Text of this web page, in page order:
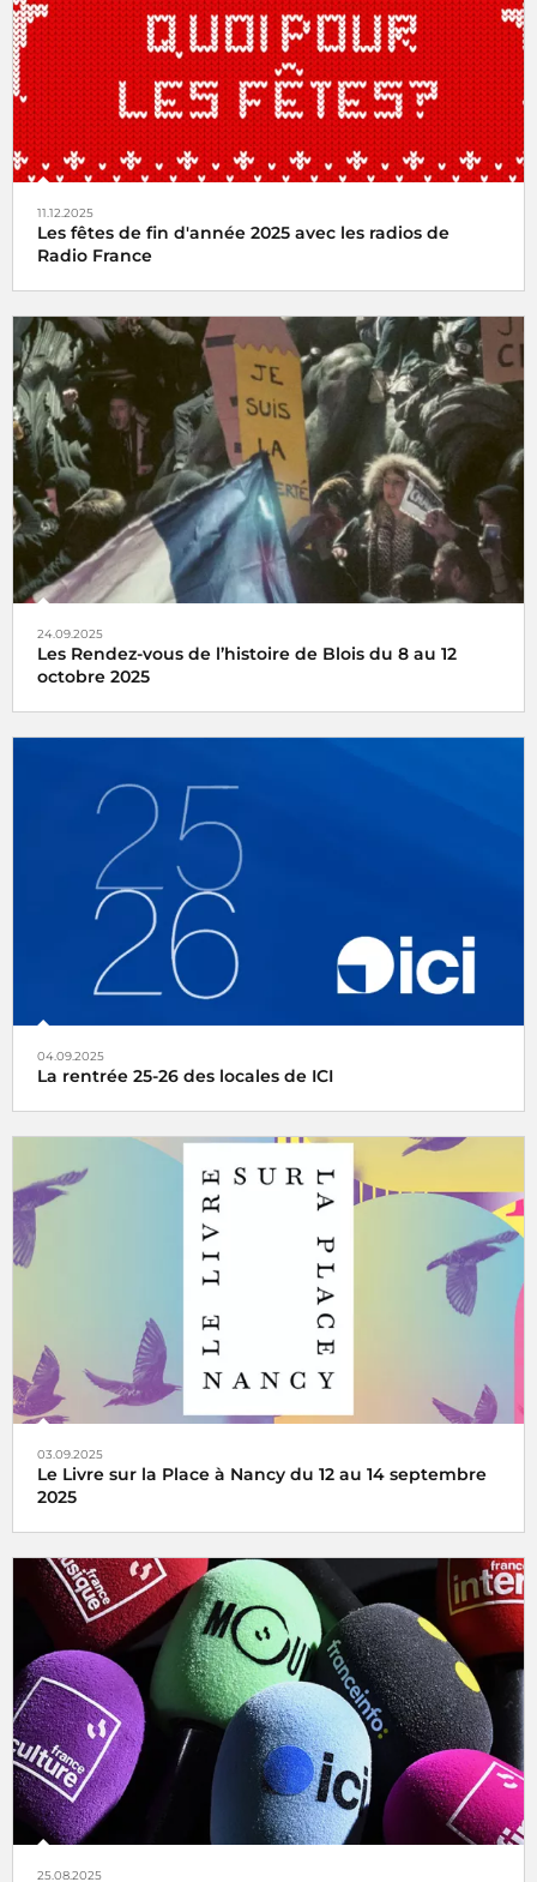
11.12.2025
Les fêtes de fin d'année 2025 avec les radios de
Radio France
Les antennes de Radio France vous accompagnent
pendant les fêtes de fin d'année
24.09.2025
Les Rendez-vous de l’histoire de Blois du 8 au 12
octobre 2025
France Culture et France Inter en public et en direct des
Rendez-vous de l’histoire de Blois
04.09.2025
La rentrée 25-26 des locales de ICI
ICI a fait sa grande rentrée lundi 25 août, découvrez le
dossier de presse de la radio de votre région
03.09.2025
Le Livre sur la Place à Nancy du 12 au 14 septembre
2025
France Inter et ICI Sud Lorraine en direct du Livre sur la
Place à Nancy, du 12 au 14 septembre 2025
25.08.2025